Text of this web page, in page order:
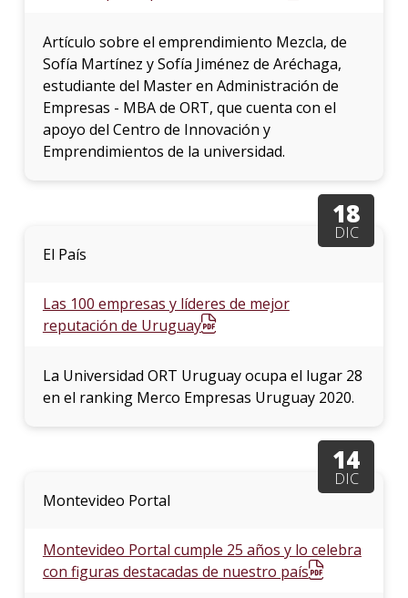
Artículo sobre el emprendimiento Mezcla, de
Sofía Martínez y Sofía Jiménez de Aréchaga,
estudiante del Master en Administración de
Empresas - MBA de ORT, que cuenta con el
apoyo del Centro de Innovación y
Emprendimientos de la universidad.
18
DIC
El País
Las 100 empresas y líderes de mejor
reputación de Uruguay
La Universidad ORT Uruguay ocupa el lugar 28
en el ranking Merco Empresas Uruguay 2020.
14
DIC
Montevideo Portal
Montevideo Portal cumple 25 años y lo celebra
con figuras destacadas de nuestro país